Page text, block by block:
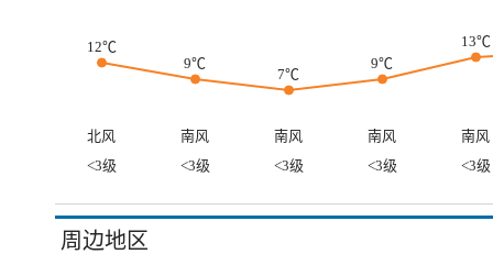
12℃
9℃
7℃
9℃
13℃
北风 南风 南风 南风
南风
<3级
<3级 <3级 <3级 <3级
周边地区